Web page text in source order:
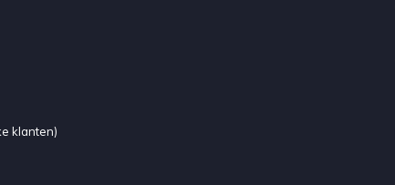
klanten)